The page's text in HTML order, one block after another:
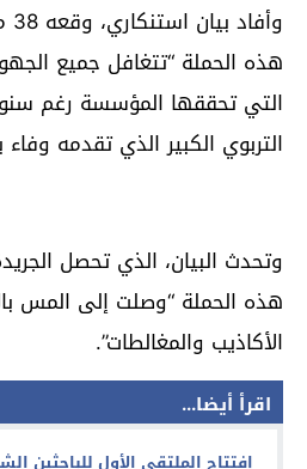
هذه الحملة “تتغافل جميع
التي تحققها المؤسسة رغم
التربوي الكبير الذي تقدمه وفاء
وتحدث البيان، الذي تحصل
هذه الحملة “وصلت إلى المس
الأكاذيب والمغالطات”.
اقرأ أيضا...
إفتتاح الملتقى الأول للباحثين